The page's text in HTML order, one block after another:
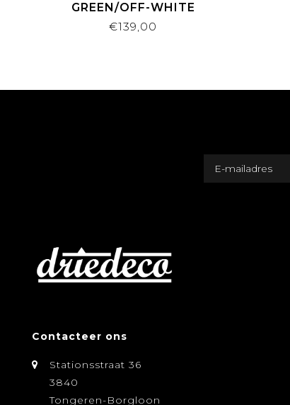
GREEN/OFF-WHITE
€139,00
Contacteer ons
Stationsstraat 36
3840
Tongeren-Borgloon